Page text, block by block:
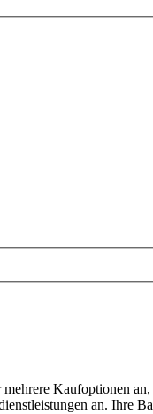
Kaufoptionen
an. Ihre